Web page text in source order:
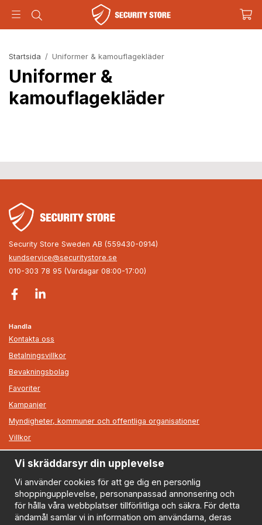
Startsida / Uniformer & kamouflagekläder
Uniformer &
kamouflagekläder
Security Store Sweden AB (559430-0914)
kundservice@securitystore.se
010-303 78 95 (Vardagar 08:00-17:00)
Handla
Kontakta oss
Betalningsvillkor
Bevakningsbolag
Favoriter
Kampanjer
Myndigheter, kommuner och offentliga organisationer
Villkor
Information
Om oss
Nyheter
Nyhetsbrev
Vi skräddarsyr din upplevelse
Vi använder cookies för att ge dig en personlig
shoppingupplevelse, personanpassad annonsering och
för hålla våra webbplatser tillförlitliga och säkra. För detta
ändamål samlar vi in information om användarna, deras